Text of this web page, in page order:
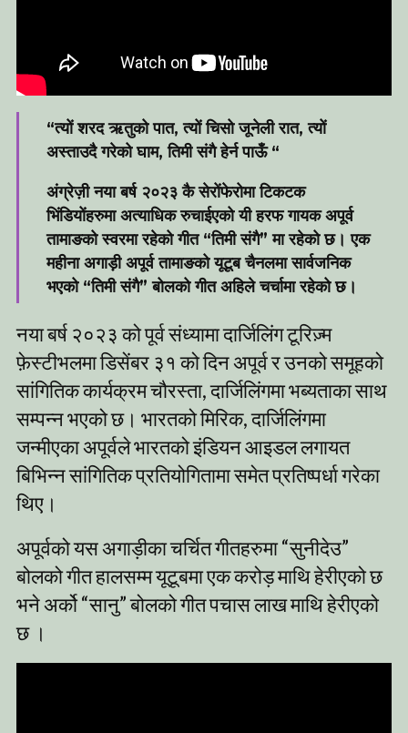
“त्यों शरद ऋतुको पात, त्यों चिसो जूनेली रात, त्यों
अस्ताउदै गरेको घाम, तिमी संगै हेर्न पाऊँ “
अंग्रेज़ी नया बर्ष २०२३ कै सेरोंफेरोमा टिकटक
भिंडियोंहरुमा अत्याधिक रुचाईएको यी हरफ गायक अपूर्व
तामाङको स्वरमा रहेको गीत “तिमी संगै” मा रहेको छ। एक
महीना अगाड़ी अपूर्व तामाङको यूटूब चैनलमा सार्वजनिक
भएको “तिमी संगै” बोलको गीत अहिले चर्चामा रहेको छ।
नया बर्ष २०२३ को पूर्व संध्यामा दार्जिलिंग टूरिज़्म
फ़ेस्टीभलमा डिसेंबर ३१ को दिन अपूर्व र उनको समूहको
सांगितिक कार्यक्रम चौरस्ता, दार्जिलिंगमा भब्यताका साथ
सम्पन्न भएको छ। भारतको मिरिक, दार्जिलिंगमा
जन्मीएका अपूर्वले भारतको इंडियन आइडल लगायत
बिभिन्न सांगितिक प्रतियोगितामा समेत प्रतिष्पर्धा गरेका
थिए।
अपूर्वको यस अगाड़ीका चर्चित गीतहरुमा “सुनीदेउ”
बोलको गीत हालसम्म यूटूबमा एक करोड़ माथि हेरीएको छ
भने अर्को “सानु” बोलको गीत पचास लाख माथि हेरीएको
छ ।